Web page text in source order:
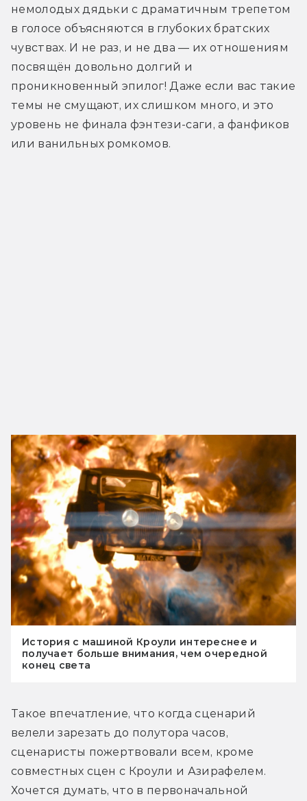
немолодых дядьки с драматичным трепетом
в голосе объясняются в глубоких братских
чувствах. И не раз, и не два — их отношениям
посвящён довольно долгий и
проникновенный эпилог! Даже если вас такие
темы не смущают, их слишком много, и это
уровень не финала фэнтези-саги, а фанфиков
или ванильных ромкомов.
История с машиной Кроули интереснее и
получает больше внимания, чем очередной
конец света
Такое впечатление, что когда сценарий
велели зарезать до полутора часов,
сценаристы пожертвовали всем, кроме
совместных сцен с Кроули и Азирафелем.
Хочется думать, что в первоначальной